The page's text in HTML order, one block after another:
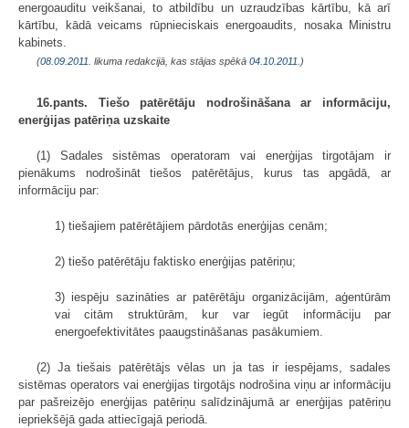
energoauditu veikšanai, to atbildību un uzraudzības kārtību, kā arī
kārtību, kādā veicams rūpnieciskais energoaudits, nosaka Ministru
kabinets.
(08.09.2011 . likuma redakcijā, kas stājas spēkā 04.10.2011. )
16.pants. Tiešo patērētāju nodrošināšana ar informāciju,
enerģijas patēriņa uzskaite
(1) Sadales sistēmas operatoram vai enerģijas tirgotājam ir
pienākums nodrošināt tiešos patērētājus, kurus tas apgādā, ar
informāciju par:
1) tiešajiem patērētājiem pārdotās enerģijas cenām;
2) tiešo patērētāju faktisko enerģijas patēriņu;
3) iespēju sazināties ar patērētāju organizācijām, aģentūrām
vai citām struktūrām, kur var iegūt informāciju par
energoefektivitātes paaugstināšanas pasākumiem.
(2) Ja tiešais patērētājs vēlas un ja tas ir iespējams, sadales
sistēmas operators vai enerģijas tirgotājs nodrošina viņu ar informāciju
par pašreizējo enerģijas patēriņu salīdzinājumā ar enerģijas patēriņu
iepriekšējā gada attiecīgajā periodā.